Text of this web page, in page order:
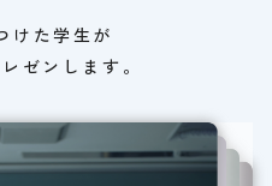
けた学生が
ゼンします。